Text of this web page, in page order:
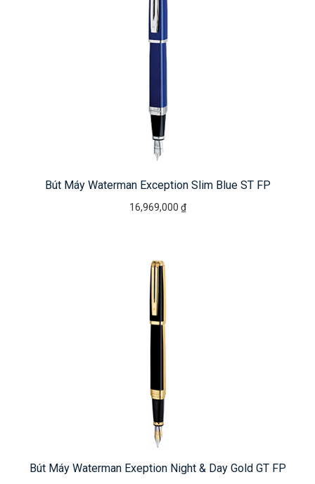
Bút Máy Waterman Exception Slim Blue ST FP
16,969,000 ₫
Bút Máy Waterman Exeption Night & Day Gold GT FP